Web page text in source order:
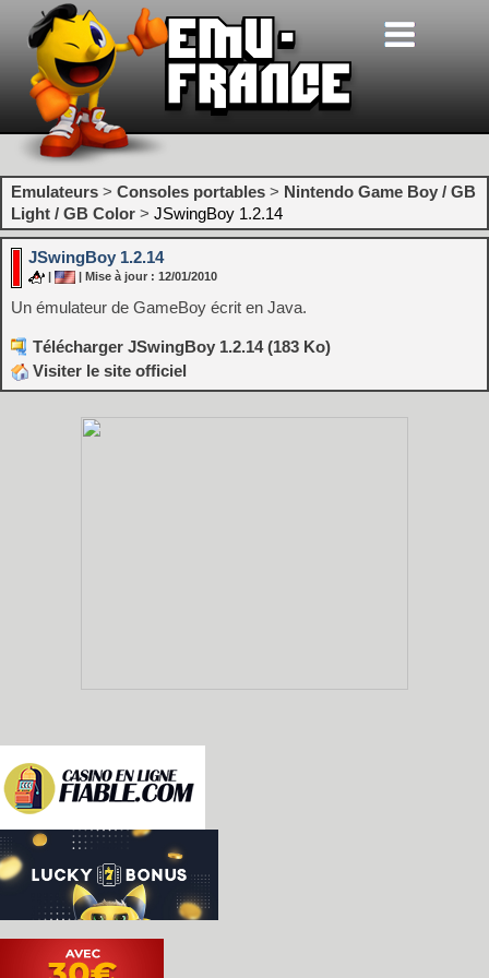
Emulateurs > Consoles portables > Nintendo Game Boy / GB
Light / GB Color > JSwingBoy 1.2.14
JSwingBoy 1.2.14
| | Mise à jour : 12/01/2010
Un émulateur de GameBoy écrit en Java.
Télécharger JSwingBoy 1.2.14 (183 Ko)
Visiter le site officiel